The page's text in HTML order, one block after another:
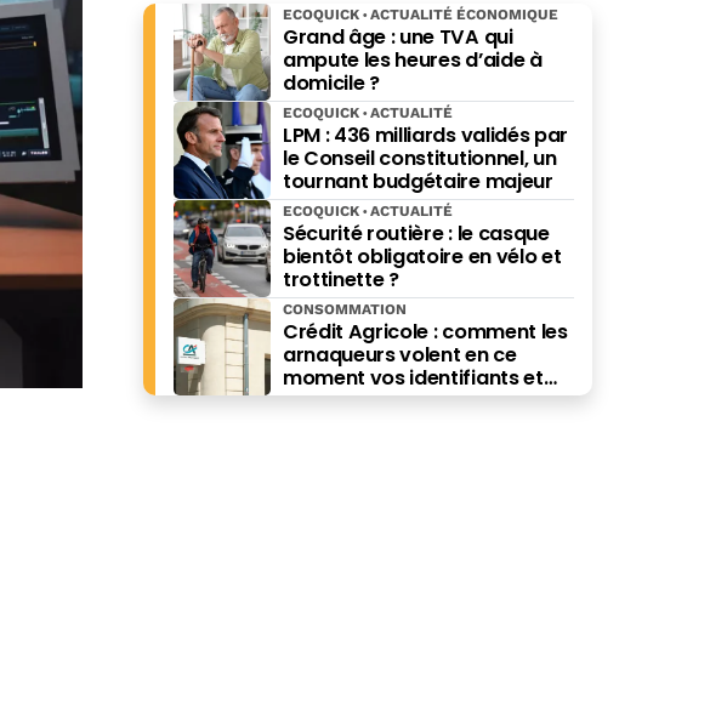
Grand âge : une TVA qui
ampute les heures d’aide à
domicile ?
ECOQUICK ACTUALITÉ ÉCONOMIQUE
LPM : 436 milliards validés par
le Conseil constitutionnel, un
tournant budgétaire majeur
ECOQUICK ACTUALITÉ
Sécurité routière : le casque
bientôt obligatoire en vélo et
trottinette ?
ECOQUICK ACTUALITÉ
Crédit Agricole : comment les
arnaqueurs volent en ce
moment vos identifiants et
vos euros (et comment vous
CONSOMMATION